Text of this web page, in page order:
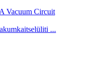
...